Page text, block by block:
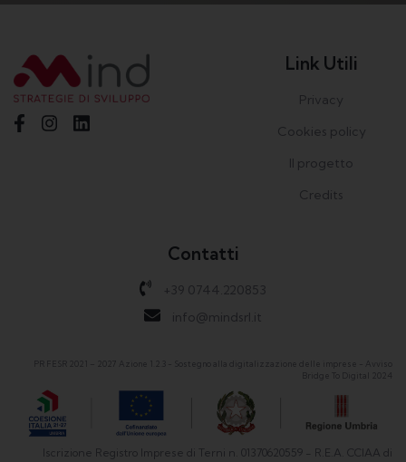
Link Utili
Privacy
Cookies policy
Il progetto
Credits
Contatti
+39 0744.220853
info@mindsrl.it
PR FESR 2021 – 2027 Azione 1.2.3 - Sostegno alla digitalizzazione delle imprese - Avviso
Bridge To Digital 2024
Iscrizione Registro Imprese di Terni n. 01370620559 - R.E.A. CCIAA di